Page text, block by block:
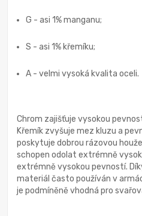
G - asi 1% manganu;
S - asi 1% křemíku;
A - velmi vysoká kvalita oceli.
Chrom zajišťuje vysokou
Křemík zvyšuje mez kluzu a
poskytuje dobrou rázovou
schopen odolat extrémně
extrémně vysokou pevností.
materiál často používán v
je podmíněně vhodná pro